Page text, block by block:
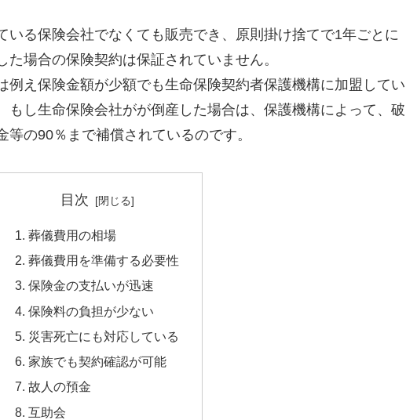
いる保険会社でなくても販売でき、原則掛け捨てで1年ごとに
場合の保険契約は保証されていません。
例え保険金額が少額でも生命保険契約者保護機構に加盟してい
もし生命保険会社がが倒産した場合は、保護機構によって、破
の90％まで補償されているのです。
目次
葬儀費用の相場
葬儀費用を準備する必要性
保険金の支払いが迅速
保険料の負担が少ない
災害死亡にも対応している
家族でも契約確認が可能
故人の預金
互助会